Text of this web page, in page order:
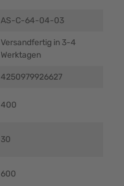
AS-C-64-04-03
Versandfertig in 3-4
Werktagen
4250979926627
400
30
600